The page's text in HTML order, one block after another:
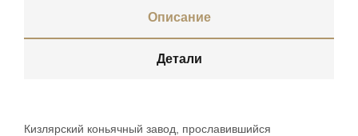
Описание
Детали
Кизлярский коньячный завод, прославившийся